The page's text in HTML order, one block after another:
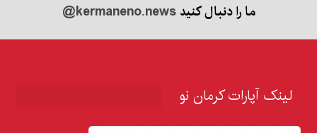
ما را دنبال کنید@kermaneno.news
لینک آپارات کرمان نو